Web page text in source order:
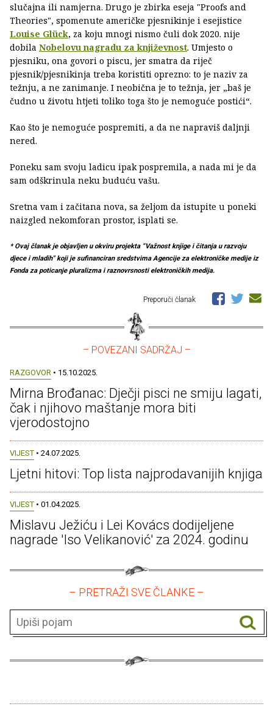
slučajna ili namjerna. Drugo je zbirka eseja "Proofs and
Theories", spomenute američke pjesnikinje i esejistice
Louise Glück, za koju mnogi nismo čuli dok 2020. nije
dobila Nobelovu nagradu za književnost. Umjesto o
pjesniku, ona govori o piscu, jer smatra da riječ
pjesnik/pjesnikinja treba koristiti oprezno: to je naziv za
težnju, a ne zanimanje. I neobična je to težnja, jer „baš je
čudno u životu htjeti toliko toga što je nemoguće postići“.
Kao što je nemoguće pospremiti, a da ne napraviš daljnji
nered.
Poneku sam svoju ladicu ipak pospremila, a nada mi je da
sam odškrinula neku buduću vašu.
Sretna vam i začitana nova, sa željom da istupite u poneki
naizgled nekomforan prostor, isplati se.
* Ovaj članak je objavljen u okviru projekta “Važnost knjige i čitanja u razvoju
djece i mladih" koji je sufinanciran sredstvima Agencije za elektroničke medije iz
Fonda za poticanje pluralizma i raznovrsnosti elektroničkih medija.
Preporuči članak
– POVEZANI SADRŽAJ –
RAZGOVOR • 15.10.2025.
Mirna Brođanac: Dječji pisci ne smiju lagati,
čak i njihovo maštanje mora biti
vjerodostojno
VIJEST • 24.07.2025.
Ljetni hitovi: Top lista najprodavanijih knjiga
VIJEST • 01.04.2025.
Mislavu Ježiću i Lei Kovács dodijeljene
nagrade 'Iso Velikanović' za 2024. godinu
– PRETRAŽI SVE ČLANKE –